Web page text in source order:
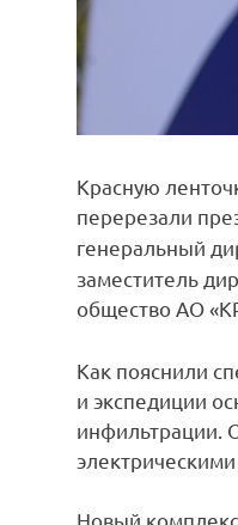
Красную
перерезали
генеральный
заместитель
общество АО
Как пояснили
и экспедиции
инфильтрации.
Новый